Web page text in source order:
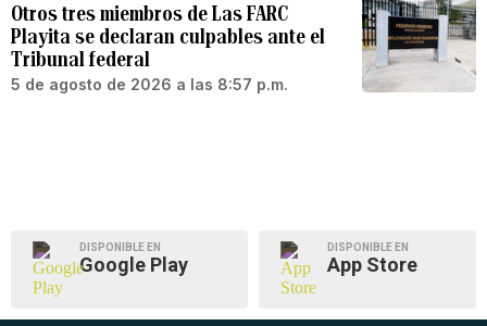
Otros tres miembros de Las FARC
Playita se declaran culpables ante el
Tribunal federal
5 de agosto de 2026 a las 8:57 p.m.
DISPONIBLE EN
Google Play
DISPONIBLE EN
App Store